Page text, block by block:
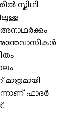
സ്തിഥി
ഫാദര്‍